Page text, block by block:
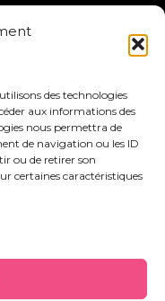
des technologies
aux informations des
nous permettra de
de navigation ou les ID
ou de retirer son
certaines caractéristiques
Vieux-Condé -